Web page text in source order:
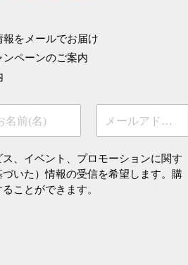
をメールでお届け
ペーンのご案内
名前(名) メールアドレス
、イベント、プロモーションに関す
いた）情報の受信を希望します。購
ことができます。